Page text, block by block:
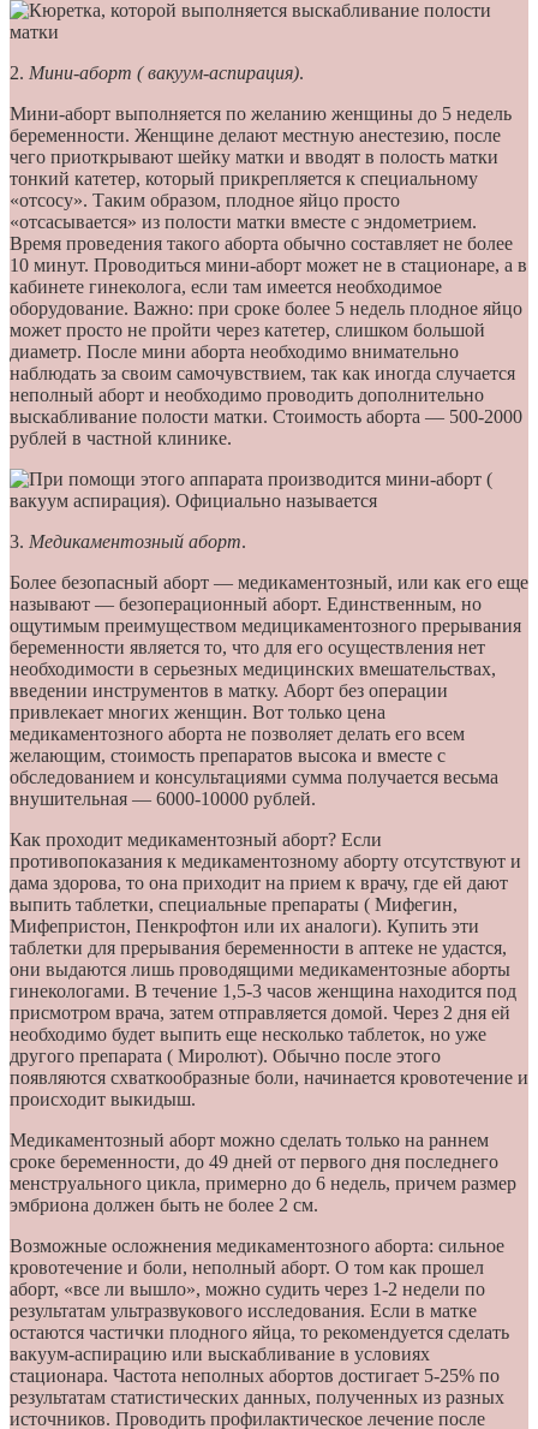
2. Мини-аборт ( вакуум-аспирация).
Мини-аборт выполняется по желанию женщины до 5 недель
беременности. Женщине делают местную анестезию, после
чего приоткрывают шейку матки и вводят в полость матки
тонкий катетер, который прикрепляется к специальному
«отсосу». Таким образом, плодное яйцо просто
«отсасывается» из полости матки вместе с эндометрием.
Время проведения такого аборта обычно составляет не более
10 минут. Проводиться мини-аборт может не в стационаре, а в
кабинете гинеколога, если там имеется необходимое
оборудование. Важно: при сроке более 5 недель плодное яйцо
может просто не пройти через катетер, слишком большой
диаметр. После мини аборта необходимо внимательно
наблюдать за своим самочувствием, так как иногда случается
неполный аборт и необходимо проводить дополнительно
выскабливание полости матки. Стоимость аборта — 500-2000
рублей в частной клинике.
3. Медикаментозный аборт.
Более безопасный аборт — медикаментозный, или как его еще
называют — безоперационный аборт. Единственным, но
ощутимым преимуществом медицикаментозного прерывания
беременности является то, что для его осуществления нет
необходимости в серьезных медицинских вмешательствах,
введении инструментов в матку. Аборт без операции
привлекает многих женщин. Вот только цена
медикаментозного аборта не позволяет делать его всем
желающим, стоимость препаратов высока и вместе с
обследованием и консультациями сумма получается весьма
внушительная — 6000-10000 рублей.
Как проходит медикаментозный аборт? Если
противопоказания к медикаментозному аборту отсутствуют и
дама здорова, то она приходит на прием к врачу, где ей дают
выпить таблетки, специальные препараты ( Мифегин,
Мифепристон, Пенкрофтон или их аналоги). Купить эти
таблетки для прерывания беременности в аптеке не удастся,
они выдаются лишь проводящими медикаментозные аборты
гинекологами. В течение 1,5-3 часов женщина находится под
присмотром врача, затем отправляется домой. Через 2 дня ей
необходимо будет выпить еще несколько таблеток, но уже
другого препарата ( Миролют). Обычно после этого
появляются схваткообразные боли, начинается кровотечение и
происходит выкидыш.
Медикаментозный аборт можно сделать только на раннем
сроке беременности, до 49 дней от первого дня последнего
менструального цикла, примерно до 6 недель, причем размер
эмбриона должен быть не более 2 см.
Возможные осложнения медикаментозного аборта: сильное
кровотечение и боли, неполный аборт. О том как прошел
аборт, «все ли вышло», можно судить через 1-2 недели по
результатам ультразвукового исследования. Если в матке
остаются частички плодного яйца, то рекомендуется сделать
вакуум-аспирацию или выскабливание в условиях
стационара. Частота неполных абортов достигает 5-25% по
результатам статистических данных, полученных из разных
источников. Проводить профилактическое лечение после